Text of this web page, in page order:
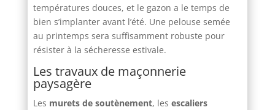
températures douces, et le gazon a le temps de
bien s’implanter avant l’été. Une pelouse semée
au printemps sera suffisamment robuste pour
résister à la sécheresse estivale.
Les travaux de maçonnerie
paysagère
Les murets de soutènement, les escaliers